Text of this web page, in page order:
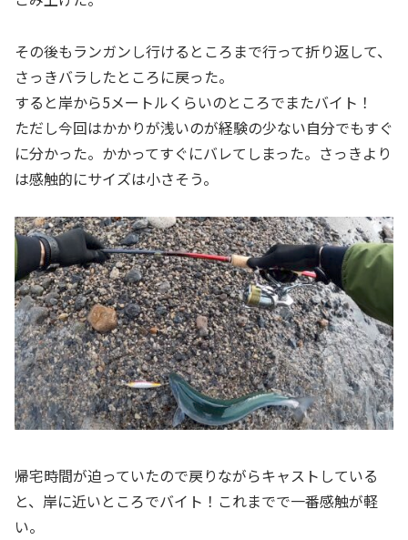
その後もランガンし行けるところまで行って折り返して、
さっきバラしたところに戻った。
すると岸から5メートルくらいのところでまたバイト！
ただし今回はかかりが浅いのが経験の少ない自分でもすぐ
に分かった。かかってすぐにバレてしまった。さっきより
は感触的にサイズは小さそう。
帰宅時間が迫っていたので戻りながらキャストしている
と、岸に近いところでバイト！これまでで一番感触が軽
い。